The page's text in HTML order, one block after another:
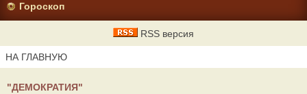
Гороскоп
RSS версия
НА ГЛАВНУЮ
"ДЕМОКРАТИЯ"